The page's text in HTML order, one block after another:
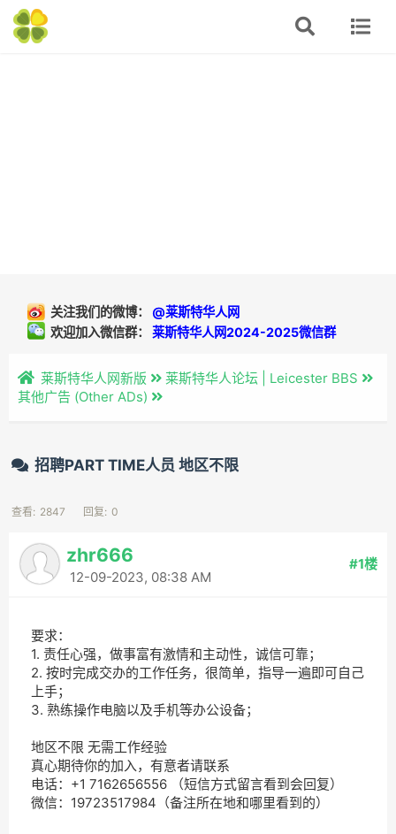
关注我们的微博： @莱斯特华人网
欢迎加入微信群： 莱斯特华人网2024-2025微信群
莱斯特华人网新版
莱斯特华人论坛 | Leicester BBS
其他广告 (Other ADs)
招聘PART TIME人员 地区不限
查看: 2847 回复: 0
zhr666
12-09-2023, 08:38 AM
#1楼
要求：
1. 责任心强，做事富有激情和主动性，诚信可靠；
2. 按时完成交办的工作任务，很简单，指导一遍即可自己
上手；
3. 熟练操作电脑以及手机等办公设备；
地区不限 无需工作经验
真心期待你的加入，有意者请联系
电话：+1 7162656556 （短信方式留言看到会回复）
微信：19723517984（备注所在地和哪里看到的）